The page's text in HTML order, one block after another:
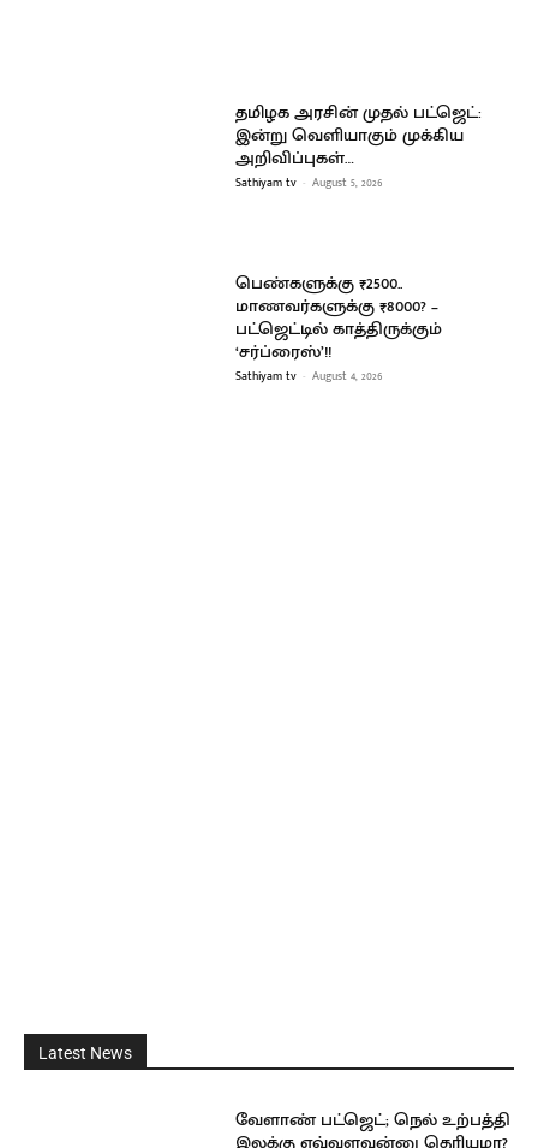
தமிழக அரசின் முதல் பட்ஜெட்:
இன்று வெளியாகும் முக்கிய
அறிவிப்புகள்…
Sathiyam tv - August 5, 2026
பெண்களுக்கு ₹2500..
மாணவர்களுக்கு ₹8000? –
பட்ஜெட்டில் காத்திருக்கும்
‘சர்ப்ரைஸ்’!!
Sathiyam tv - August 4, 2026
Latest News
வேளாண் பட்ஜெட்; நெல் உற்பத்தி